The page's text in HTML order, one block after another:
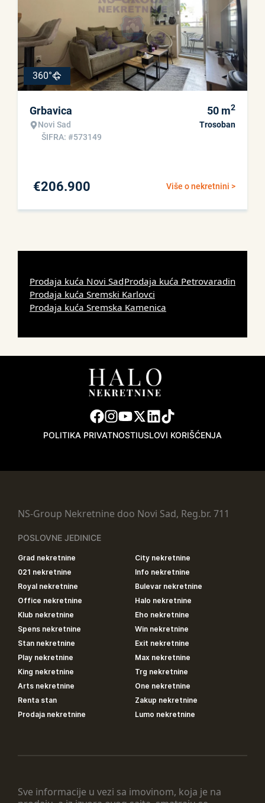
360°
Grbavica
Novi Sad
ŠIFRA: #573149
50 m2
Trosoban
Više o nekretnini >
€206.900
Prodaja kuća Novi SadProdaja kuća Petrovaradin
Prodaja kuća Sremski Karlovci
Prodaja kuća Sremska Kamenica
POLITIKA PRIVATNOSTIUSLOVI KORIŠĆENJA
Sve informacije u vezi sa imovinom, koja je na
NS-Group Nekretnine doo Novi Sad, Reg.br. 711
POSLOVNE JEDINICE
Grad nekretnine
City nekretnine
021 nekretnine
Info nekretnine
Royal nekretnine
Bulevar nekretnine
Office nekretnine
Halo nekretnine
Klub nekretnine
Eho nekretnine
Spens nekretnine
Win nekretnine
Stan nekretnine
Exit nekretnine
Play nekretnine
Max nekretnine
King nekretnine
Trg nekretnine
Arts nekretnine
One nekretnine
Renta stan
Zakup nekretnine
Prodaja nekretnine
Lumo nekretnine